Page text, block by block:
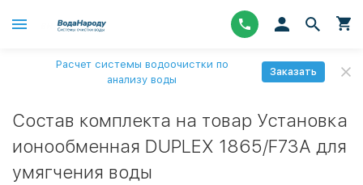
Расчет системы водоочистки по
анализу воды
Заказать
Состав комплекта на товар Установка
ионообменная DUPLEX 1865/F73A для
умягчения воды